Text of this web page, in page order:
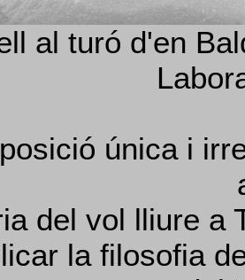
al turó d'en
única i
del vol lliure a
la filosofia